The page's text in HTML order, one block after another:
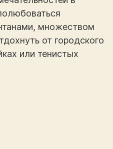
множеством
от городского
или тенистых